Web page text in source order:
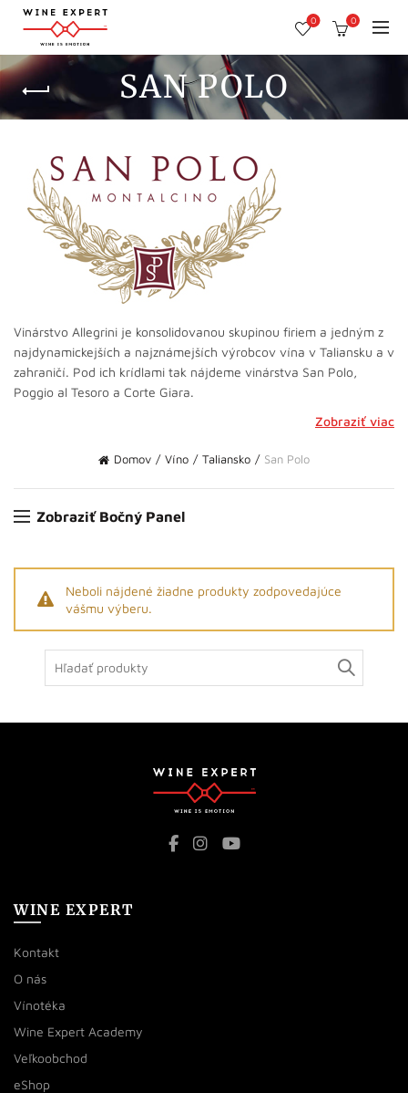
0 0
SAN POLO
Vinárstvo Allegrini je konsolidovanou skupinou firiem a jedným z
najdynamickejších a najznámejších výrobcov vína v Taliansku a v
zahraničí. Pod ich krídlami tak nájdeme vinárstva San Polo,
Poggio al Tesoro a Corte Giara.
Zobraziť viac
Domov Víno Taliansko San Polo
Zobraziť Bočný Panel
Neboli nájdené žiadne produkty zodpovedajúce
vášmu výberu.
WINE EXPERT
Kontakt
O nás
Vínotéka
Wine Expert Academy
Veľkoobchod
eShop